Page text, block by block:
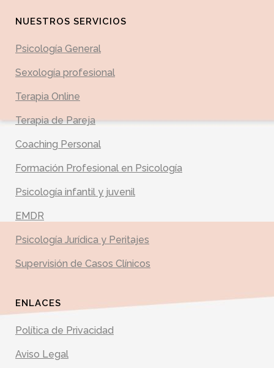
NUESTROS SERVICIOS
Psicología General
Sexología profesional
Terapia Online
Terapia de Pareja
Coaching Personal
Formación Profesional en Psicología
Psicología infantil y juvenil
EMDR
Psicología Jurídica y Peritajes
Supervisión de Casos Clínicos
ENLACES
Política de Privacidad
Aviso Legal